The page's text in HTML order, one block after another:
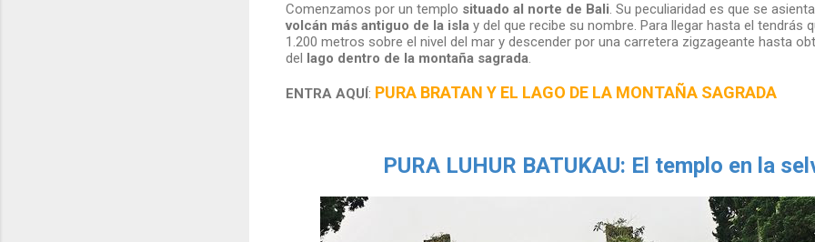
Comenzamos por un templo situado al norte de Bali. Su peculiaridad es que se
volcán más antiguo de la islay del que recibe su nombre. Para llegar hasta el tendrás
1.200 metros sobre el nivel del mar y descender por una carretera zigzageante hasta
del
lago dentro de la montaña sagrada.
ENTRA AQUÍ : PURA BRATAN Y EL LAGO DE LA MONTAÑA SAGRADA
PURA LUHUR BATUKAU: El templo en la